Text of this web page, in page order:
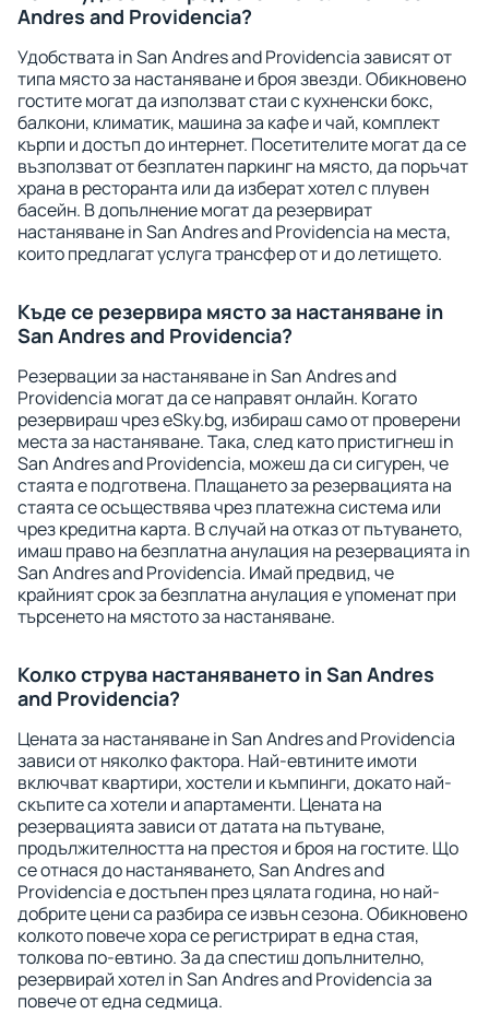
Andres and Providencia?
Удобствата in San Andres and Providencia зависят от
типа място за настаняване и броя звезди. Обикновено
гостите могат да използват стаи с кухненски бокс,
балкони, климатик, машина за кафе и чай, комплект
кърпи и достъп до интернет. Посетителите могат да се
възползват от безплатен паркинг на място, да поръчат
храна в ресторанта или да изберат хотел с плувен
басейн. В допълнение могат да резервират
настаняване in San Andres and Providencia на места,
които предлагат услуга трансфер от и до летището.
Къде се резервира място за настаняване in
San Andres and Providencia?
Резервации за настаняване in San Andres and
Providencia могат да се направят онлайн. Когато
резервираш чрез eSky.bg, избираш само от проверени
места за настаняване. Така, след като пристигнеш in
San Andres and Providencia, можеш да си сигурен, че
стаята е подготвена. Плащането за резервацията на
стаята се осъществява чрез платежна система или
чрез кредитна карта. В случай на отказ от пътуването,
имаш право на безплатна анулация на резервацията in
San Andres and Providencia. Имай предвид, че
крайният срок за безплатна анулация е упоменат при
търсенето на мястото за настаняване.
Колко струва настаняването in San Andres
and Providencia?
Цената за настаняване in San Andres and Providencia
зависи от няколко фактора. Най-евтините имоти
включват квартири, хостели и къмпинги, докато най-
скъпите са хотели и апартаменти. Цената на
резервацията зависи от датата на пътуване,
продължителността на престоя и броя на гостите. Що
се отнася до настаняването, San Andres and
Providencia е достъпен през цялата година, но най-
добрите цени са разбира се извън сезона. Обикновено
колкото повече хора се регистрират в една стая,
толкова по-евтино. За да спестиш допълнително,
резервирай хотел in San Andres and Providencia за
повече от една седмица.